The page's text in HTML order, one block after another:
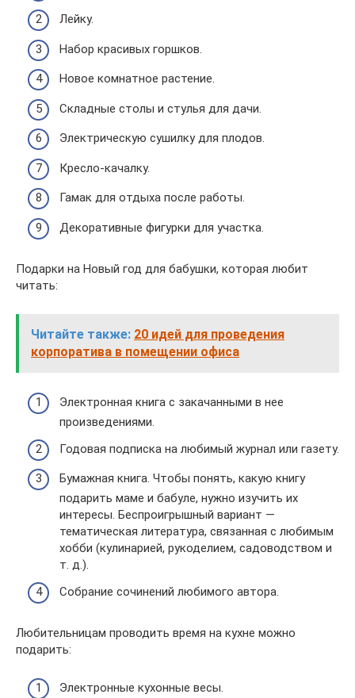
Лейку.
Набор красивых горшков.
Новое комнатное растение.
Складные столы и стулья для дачи.
Электрическую сушилку для плодов.
Кресло-качалку.
Гамак для отдыха после работы.
Декоративные фигурки для участка.
Подарки на Новый год для бабушки, которая любит
читать:
Читайте также: 20 идей для проведения
корпоратива в помещении офиса
Электронная книга с закачанными в нее
произведениями.
Годовая подписка на любимый журнал или газету.
Бумажная книга. Чтобы понять, какую книгу
подарить маме и бабуле, нужно изучить их
интересы. Беспроигрышный вариант —
тематическая литература, связанная с любимым
хобби (кулинарией, рукоделием, садоводством и
т. д.).
Собрание сочинений любимого автора.
Любительницам проводить время на кухне можно
подарить:
Электронные кухонные весы.